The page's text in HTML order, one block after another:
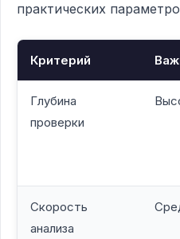
практических
Критерий
Глубина
проверки
Скорость
анализа